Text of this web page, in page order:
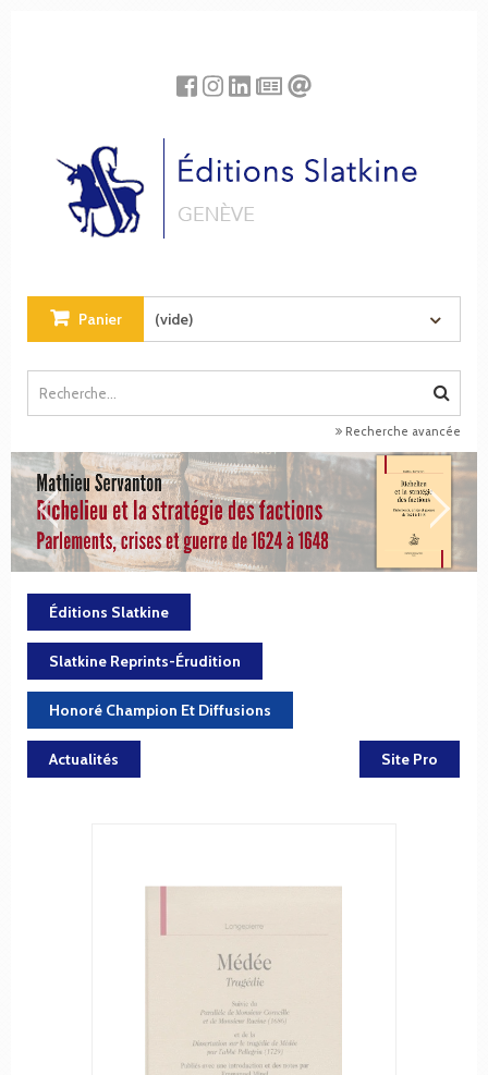
Panier (vide)
Recherche avancée
Éditions Slatkine
Slatkine Reprints-Érudition
Honoré Champion Et Diffusions
Actualités Site Pro